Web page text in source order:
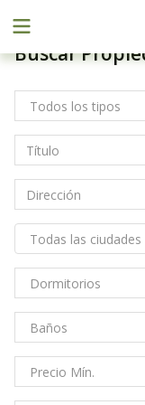
Saltar
contenido
Menu
Buscar
Todas las ciudades